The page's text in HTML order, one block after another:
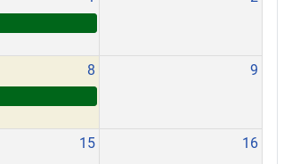
8 9
15 16